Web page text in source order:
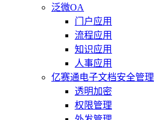
泛微OA
门户应用
流程应用
知识应用
人事应用
亿赛通电子文档安全管理
透明加密
权限管理